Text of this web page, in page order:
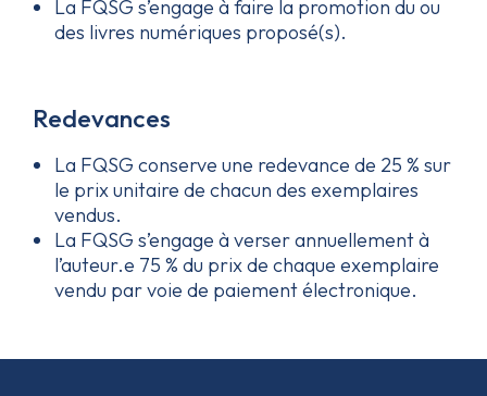
La FQSG s’engage à faire la promotion du ou
des livres numériques proposé(s).
Redevances
La FQSG conserve une redevance de 25 % sur
le prix unitaire de chacun des exemplaires
vendus.
La FQSG s’engage à verser annuellement à
l’auteur.e 75 % du prix de chaque exemplaire
vendu par voie de paiement électronique.